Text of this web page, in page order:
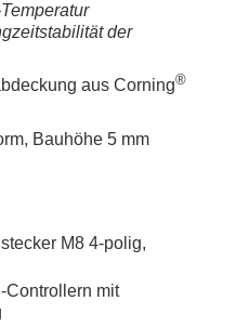
der
aus Corning®
Bauhöhe 5 mm
M8 4-polig,
Controllern mit